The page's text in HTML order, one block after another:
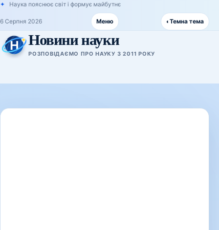
Наука пояснює світ і формує майбутнє
6 Серпня 2026 Меню ◐ Темна тема
Новини науки
РОЗПОВІДАЄМО ПРО НАУКУ З 2011 РОКУ